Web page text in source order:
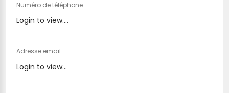
Numéro de téléphone
Login to view....
Adresse email
Login to view...